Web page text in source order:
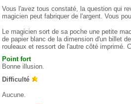
Vous l'avez tous constaté, la question qui
magicien peut fabriquer de l'argent. Vous
Le magicien sort de sa poche une petite
de papier blanc de la dimension d'un billet
rouleaux et ressort de l'autre côté imprimé.
Point fort
Bonne illusion.
Difficulté
Aucune.